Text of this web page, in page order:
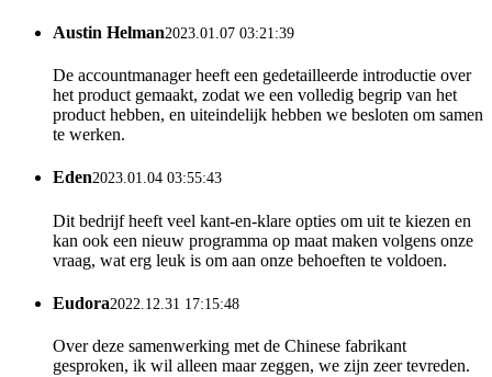
Austin Helman2023.01.07 03:21:39
De accountmanager heeft een gedetailleerde introductie over
het product gemaakt, zodat we een volledig begrip van het
product hebben, en uiteindelijk hebben we besloten om samen
te werken.
Eden2023.01.04 03:55:43
Dit bedrijf heeft veel kant-en-klare opties om uit te kiezen en
kan ook een nieuw programma op maat maken volgens onze
vraag, wat erg leuk is om aan onze behoeften te voldoen.
Eudora2022.12.31 17:15:48
Over deze samenwerking met de Chinese fabrikant
gesproken, ik wil alleen maar zeggen, we zijn zeer tevreden.